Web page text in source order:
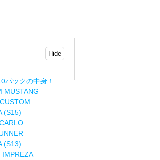
パックの中身！
MUSTANG
(S15)
(S13)
IMPREZA